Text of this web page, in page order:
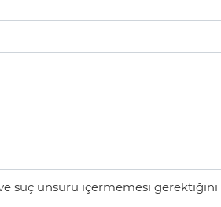
suç unsuru içermemesi gerektiğini